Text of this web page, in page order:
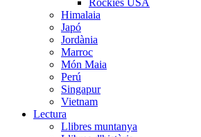
Himalaia
Japó
Jordània
Marroc
Món Maia
Perú
Singapur
Vietnam
Lectura
Llibres muntanya